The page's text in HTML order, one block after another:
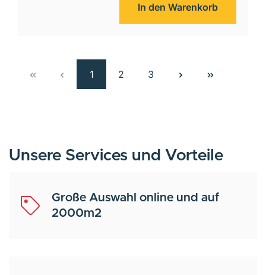
In den Warenkorb
1 2 3
Unsere Services und Vorteile
Große Auswahl online und auf
2000m2